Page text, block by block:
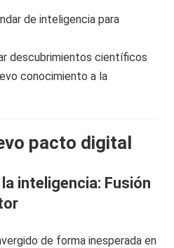
de inteligencia para
descubrimientos científicos
conocimiento a la
pacto digital
inteligencia: Fusión
de forma inesperada en